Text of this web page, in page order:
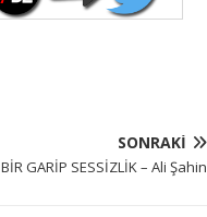
SONRAKI
BİR GARİP SESSİZLİK – Ali Şahin